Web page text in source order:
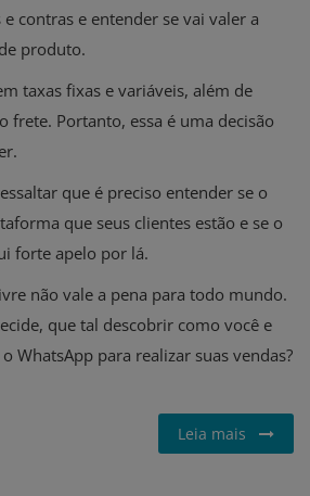
contras e entender se vai valer a
produto.
taxas fixas e variáveis, além de
frete. Portanto, essa é uma decisão
que é preciso entender se o
que seus clientes estão e se o
forte apelo por lá.
não vale a pena para todo mundo.
que tal descobrir como você e
WhatsApp para realizar suas vendas?
Leia mais